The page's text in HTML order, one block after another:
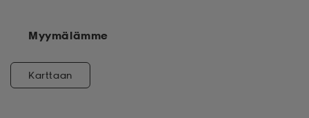
Myymälämme
Karttaan